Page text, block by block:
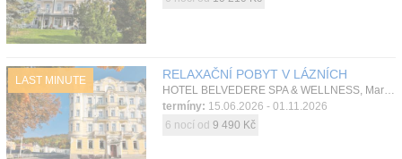
O nás
Kontakt
LAST MINUTE RELAXAČNÍ POBYT V LÁZNÍCH
HOTEL BELVEDERE SPA & WELLNESS, Mariánské Lázně, Západní Čechy, Česká republika
termíny: 15.06.2026 - 01.11.2026
6 nocí od 9 490 Kč